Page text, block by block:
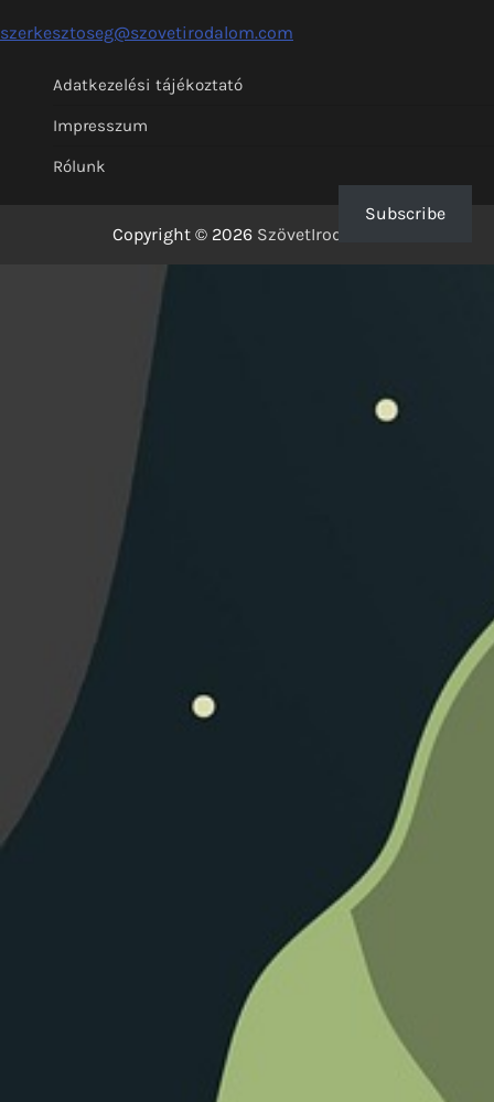
szerkesztoseg@szovetirodalom.com
Adatkezelési tájékoztató
Impresszum
Rólunk
Copyright © 2026 SzövetIrodalom
Subscribe